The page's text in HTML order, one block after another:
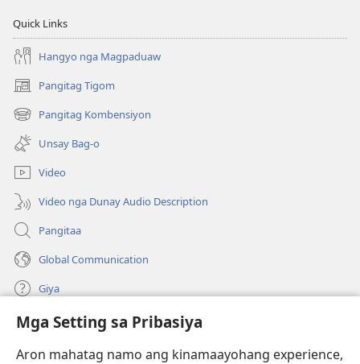
Mga Setting sa Pribasiya
Aron mahatag namo ang kinamaayohang experience,
Quick Links
Hangyo nga Magpaduaw
Pangitag Tigom
(mo-
open
ug
bag-
ong
window)
Pangitag Kombensiyon
(mo-
open
ug
bag-
ong
window)
Unsay Bag-o
Video
Video nga Dunay Audio Description
Pangitaa
Global Communication
Giya
Donasyon
(mo-
open